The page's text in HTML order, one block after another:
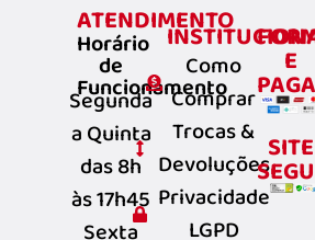
ATENDIMENTO
Horário
de
Funcionamento
Segunda
a Quinta
das 8h
às 17h45
Sexta
Como
Comprar
Trocas &
Devoluções
Privacidade
LGPD
E
SITE